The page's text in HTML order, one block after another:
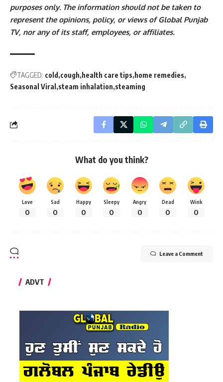
purposes only. The information should not be taken to
represent the opinions, policy, or views of Global Punjab
TV, nor any of its staff, employees, or affiliates.
TAGGED: cold cough health care tips home remedies
Seasonal Viral steam inhalation steaming
What do you think?
Love
0
Sad
0
Happy
0
Sleepy
0
Angry
0
Dead
0
Wink
0
Leave a Comment
ADVT